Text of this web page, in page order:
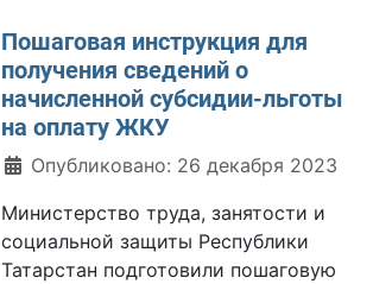
Пошаговая инструкция для
получения сведений о
начисленной субсидии-льготы
на оплату ЖКУ
Информация о материале
Опубликовано: 26 декабря 2023
Министерство труда, занятости и
социальной защиты Республики
Татарстан подготовили пошаговую